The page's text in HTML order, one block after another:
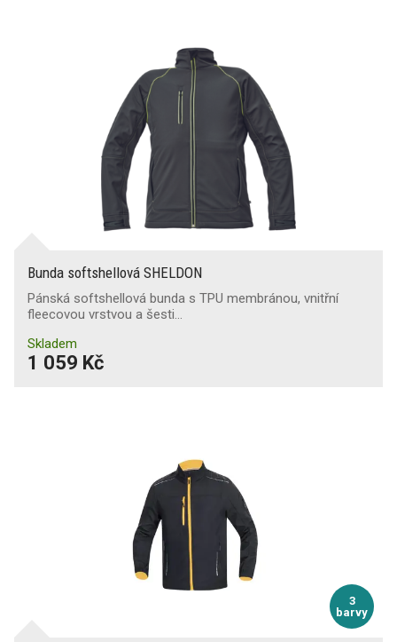
Bunda softshellová SHELDON
Pánská softshellová bunda s TPU membránou, vnitřní
fleecovou vrstvou a šesti…
Skladem
1 059 Kč
3
barvy